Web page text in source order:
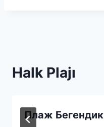
Halk Plajı
Плаж Бегендик